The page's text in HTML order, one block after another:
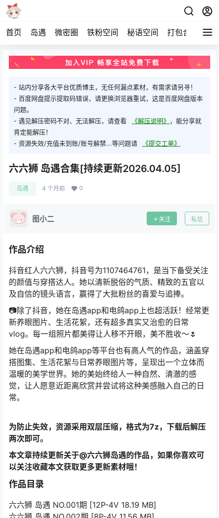
首页 岛遇 微密圈 铁粉空间 秘语空间 打包合集 关
- 站内分享各大平台优质博主，无任何漏点素材，有需求请另寻！
- 百度网盘提示提取码错误，请更换浏览器重试，这是百度网盘版本
问题。
- 遇见解压密码不对、无法解压，请查看
《解压说明》 ，能分享就
肯定能解压！
- 资源失效/充值未到账/账号解禁...等问题请
《提交工单》
六六狮 岛遇合集[持续更新2026.04.05]
岛遇 4 个月前 0
图小二 关注 私信
作品介绍
抖音红人六六狮，抖音号为1107464761，是当下备受关注
的颜值与穿搭达人。她以清新脱俗的气质、精致的五官以
及自信的镜头语言，赢得了大批粉丝的喜爱与追捧。
📷除了抖音，她在岛遇app和电鸽app上也超活跃！经常更
新养眼图片、生活花絮，还有超多真实又治愈的日常
vlog。每一组照片都美得让人移不开眼，美不胜收～🌷
她在岛遇app和电鸽app等平台也有高人气的作品，涵盖穿
搭图集、生活花絮与日常养眼图片等，呈现出一个立体而
温暖的美学世界。她的美始终给人一种自然、清澈的感
觉，让人愿意近距离欣赏并尝试将这种美感融入自己的日
常。
为防止失效，资源采用双层压缩，格式为7z，下载后解压
两次即可。
本文章持续更新关于@六六狮岛遇的作品，如果你喜欢可
以关注收藏本文获取更多更新素材哦！
作品目录
六六狮 岛遇 NO.001期 [12P-4V 18.19 MB]